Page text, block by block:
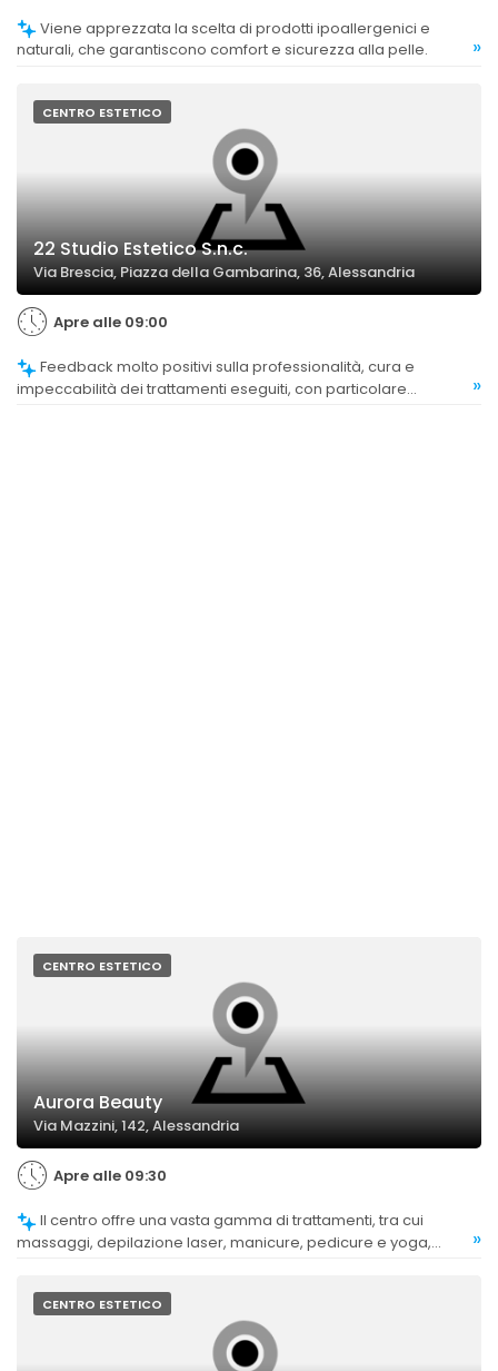
naturali, che garantiscono comfort e sicurezza alla pelle.
»
CENTRO ESTETICO
22 Studio Estetico S.n.c.
Via Brescia, Piazza della Gambarina, 36, Alessandria
Apre alle 09:00
impeccabilità dei trattamenti eseguiti, con particolare
»
CENTRO ESTETICO
Aurora Beauty
Via Mazzini, 142, Alessandria
Apre alle 09:30
massaggi, depilazione laser, manicure, pedicure e yoga,
»
CENTRO ESTETICO